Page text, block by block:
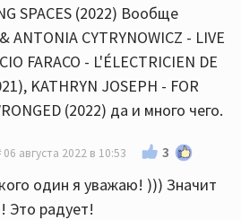
SPACES (2022) Вообще
ANTONIA CYTRYNOWICZ - LIVE
FARACO - L'ÉLECTRICIEN DE
KATHRYN JOSEPH - FOR
(2022) да и много чего.
06 августа 2022 в 10:53 3
один я уважаю! ))) Значит
Это радует!